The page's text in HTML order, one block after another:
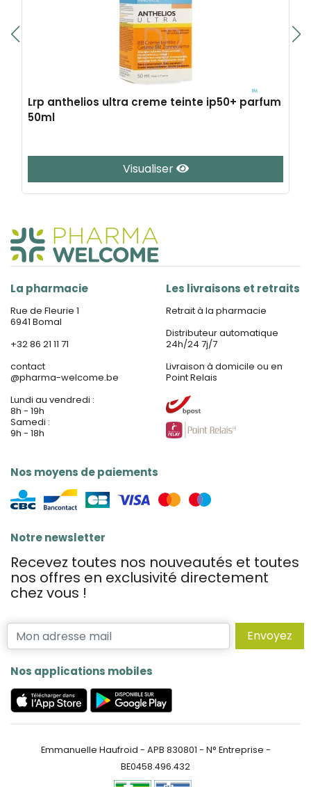
Lrp anthelios ultra creme teinte ip50+ parfum
50ml
Visualiser
La pharmacie
Rue de Fleurie 1
6941 Bomal
+32 86 21 11 71
contact
@pharma-welcome.be
Lundi au vendredi :
8h - 19h
Samedi :
9h - 18h
Nos moyens de paiements
Les livraisons et retraits
Retrait à la pharmacie
Distributeur automatique
24h/24 7j/7
Livraison à domicile ou en
Point Relais
Notre newsletter
Recevez toutes nos nouveautés et toutes
nos offres en exclusivité directement
chez vous !
Envoyez
Nos applications mobiles
Emmanuelle Haufroid - APB 830801 - N° Entreprise -
BE0458.496.432